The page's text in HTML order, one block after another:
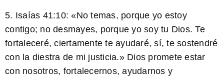
5. Isaías 41:10: «No temas, porque yo estoy
contigo; no desmayes, porque yo soy tu Dios. Te
fortaleceré, ciertamente te ayudaré, sí, te sostendré
con la diestra de mi justicia.» Dios promete estar
con nosotros, fortalecernos, ayudarnos y